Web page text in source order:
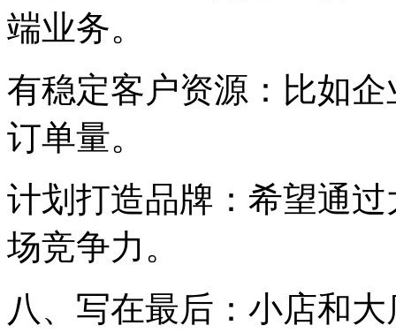
端业务。
有稳定客户资源：比如
订单量。
计划打造品牌：希望通
场竞争力。
八、写在最后：小店和